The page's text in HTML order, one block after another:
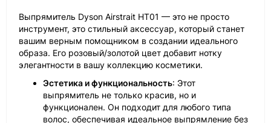
Выпрямитель Dyson Airstrait HT01 — это не просто
инструмент, это стильный аксессуар, который станет
вашим верным помощником в создании идеального
образа. Его розовый/золотой цвет добавит нотку
элегантности в вашу коллекцию косметики.
Эстетика и функциональность: Этот
выпрямитель не только красив, но и
функционален. Он подходит для любого типа
волос, обеспечивая идеальное выпрямление без